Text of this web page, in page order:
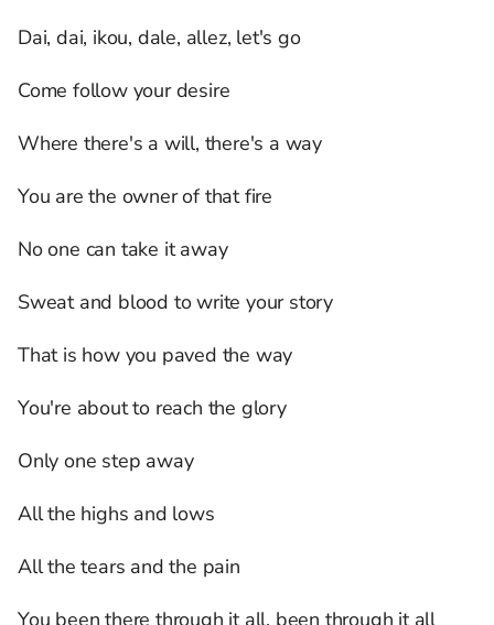
Dai, dai, ikou, dale, allez, let's go
Come follow your desire
Where there's a will, there's a way
You are the owner of that fire
No one can take it away
Sweat and blood to write your story
That is how you paved the way
You're about to reach the glory
Only one step away
All the highs and lows
All the tears and the pain
You been there through it all, been through it all